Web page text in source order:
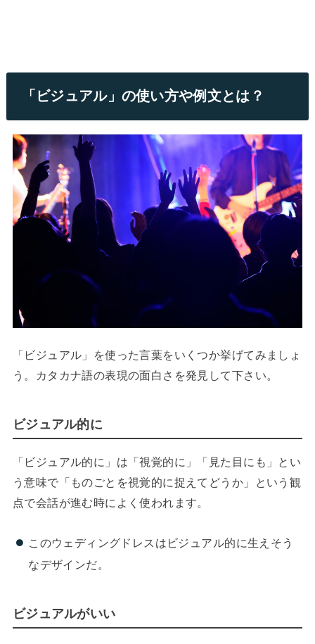
「ビジュアル」の使い方や例文とは？
「ビジュアル」を使った言葉をいくつか挙げてみましょ
う。カタカナ語の表現の面白さを発見して下さい。
ビジュアル的に
「ビジュアル的に」は「視覚的に」「見た目にも」とい
う意味で「ものごとを視覚的に捉えてどうか」という観
点で会話が進む時によく使われます。
このウェディングドレスはビジュアル的に生えそう
なデザインだ。
ビジュアルがいい